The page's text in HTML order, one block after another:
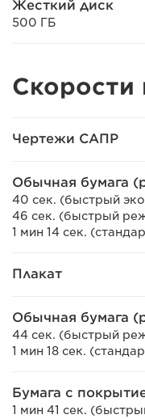
Жесткий диск
500 ГБ
Скорости
Чертежи САПР
Обычная бумага
40 сек. (быстрый
46 сек. (быстрый
1 мин 14 сек.
Плакат
Обычная бумага
44 сек. (быстрый
1 мин 18 сек.
Бумага с
1 мин 41 сек.